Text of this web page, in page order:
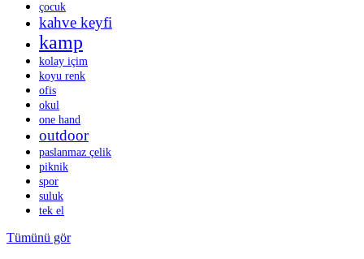
çocuk
kahve keyfi
kamp
kolay içim
koyu renk
ofis
okul
one hand
outdoor
paslanmaz çelik
piknik
spor
suluk
tek el
Tümünü gör